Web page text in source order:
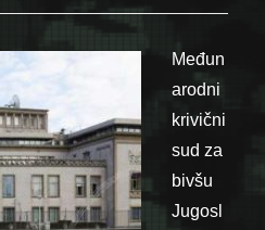
Međun
arodni
krivični
sud za
bivšu
Jugosl